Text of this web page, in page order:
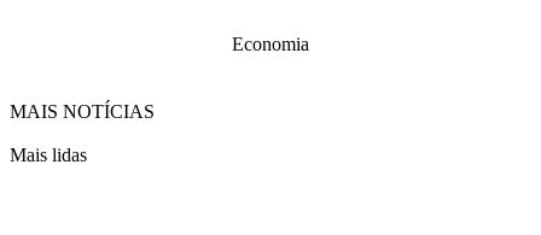
Economia
MAIS NOTÍCIAS
Mais lidas